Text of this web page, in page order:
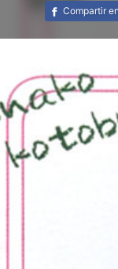
Compartir